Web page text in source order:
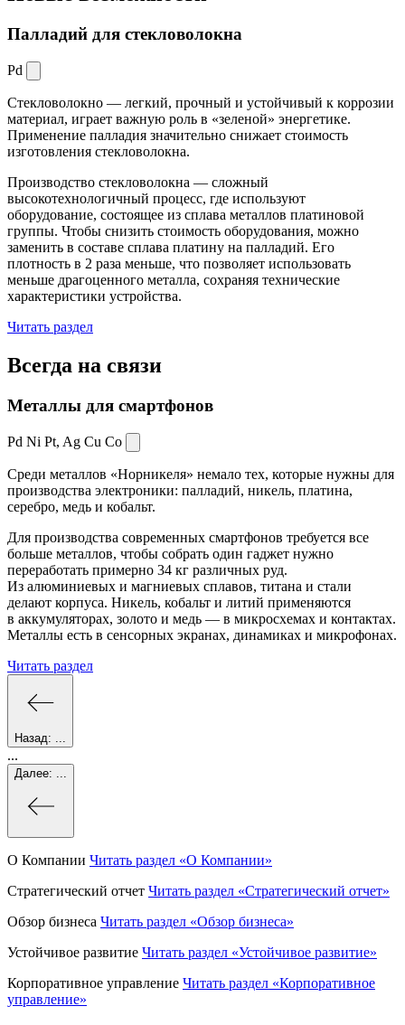
Палладий для стекловолокна
Pd
Стекловолокно — легкий, прочный и устойчивый к коррозии
материал, играет важную роль в «зеленой» энергетике.
Применение палладия значительно снижает стоимость
изготовления стекловолокна.
Производство стекловолокна — сложный
высокотехнологичный процесс, где используют
оборудование, состоящее из сплава металлов платиновой
группы. Чтобы снизить стоимость оборудования, можно
заменить в составе сплава платину на палладий. Его
плотность в 2 раза меньше, что позволяет использовать
меньше драгоценного металла, сохраняя технические
характеристики устройства.
Читать раздел
Всегда на связи
Металлы для смартфонов
Pd Ni Pt, Ag Cu Co
Среди металлов «Норникеля» немало тех, которые нужны для
производства электроники: палладий, никель, платина,
серебро, медь и кобальт.
Для производства современных смартфонов требуется все
больше металлов, чтобы собрать один гаджет нужно
переработать примерно 34 кг различных руд.
Из алюминиевых и магниевых сплавов, титана и стали
делают корпуса. Никель, кобальт и литий применяются
в аккумуляторах, золото и медь — в микросхемах и контактах.
Металлы есть в сенсорных экранах, динамиках и микрофонах.
Читать раздел
Назад:
...
Далее:
О Компании Читать раздел «О Компании»
Стратегический отчет Читать раздел «Стратегический отчет»
Обзор бизнеса Читать раздел «Обзор бизнеса»
Устойчивое развитие Читать раздел «Устойчивое развитие»
Корпоративное управление Читать раздел «Корпоративное
управление»